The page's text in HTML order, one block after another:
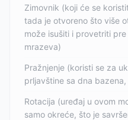
Zimovnik (koji će se
tada je otvoreno što više
može isušiti i provetriti
mrazeva)
Pražnjenje (koristi se za
prljavštine sa dna
Rotacija (uređaj u ovom
samo okreće, što je